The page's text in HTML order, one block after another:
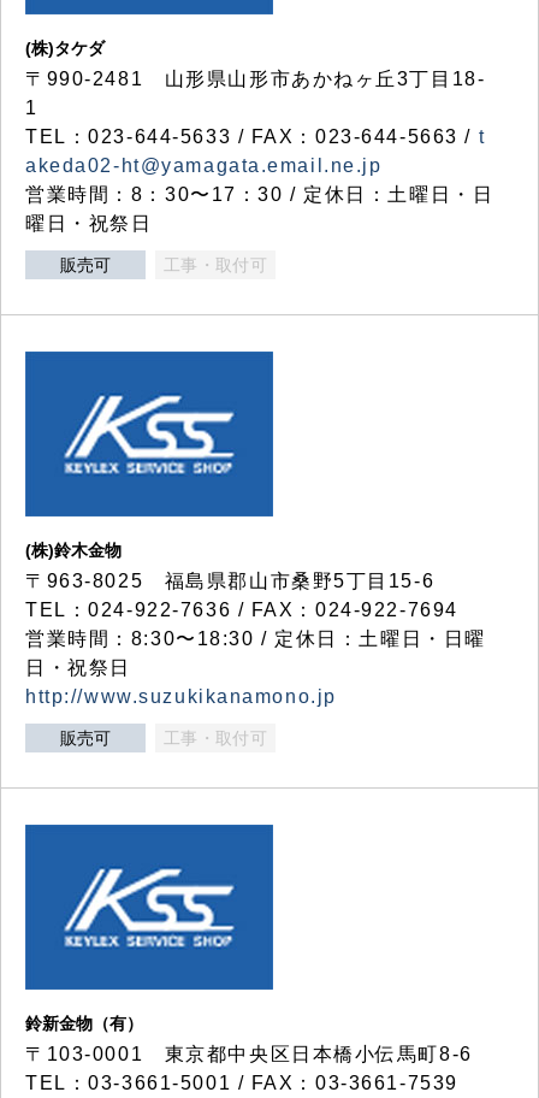
(株)タケダ
〒990-2481 山形県山形市あかねヶ丘3丁目18-
1
TEL：023-644-5633 / FAX：023-644-5663 / t
akeda02-ht@yamagata.email.ne.jp
営業時間：8：30〜17：30 / 定休日：土曜日・日
曜日・祝祭日
販売可 工事・取付可
(株)鈴木金物
〒963-8025 福島県郡山市桑野5丁目15-6
TEL：024-922-7636 / FAX：024-922-7694
営業時間：8:30〜18:30 / 定休日：土曜日・日曜
日・祝祭日
http://www.suzukikanamono.jp
販売可 工事・取付可
鈴新金物（有）
〒103-0001 東京都中央区日本橋小伝馬町8-6
TEL：03-3661-5001 / FAX：03-3661-7539